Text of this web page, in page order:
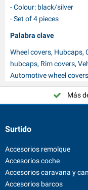
- Colour: black/silver
- Set of 4 pieces
Palabra clave
Wheel covers, Hubcaps,
hubcaps, Rim covers,
Automotive wheel covers
Más
Surtido
Accesorios remolque
Accesorios coche
Accesorios caravana y
Accesorios barcos